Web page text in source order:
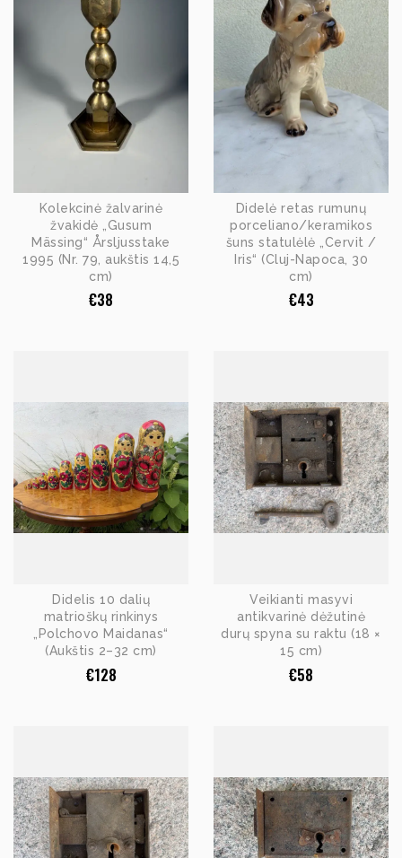
Kolekcinė žalvarinė
žvakidė „Gusum
Mässing“ Årsljusstake
1995 (Nr. 79, aukštis 14,5
cm)
€38
Didelė retas rumunų
porceliano/keramikos
šuns statulėlė „Cervit /
Iris“ (Cluj-Napoca, 30
cm)
€43
Didelis 10 dalių
matrioškų rinkinys
„Polchovo Maidanas“
(Aukštis 2–32 cm)
€128
Veikianti masyvi
antikvarinė dėžutinė
durų spyna su raktu (18 ×
15 cm)
€58